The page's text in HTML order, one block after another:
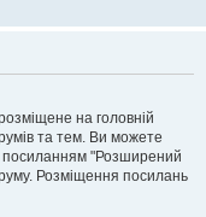
на головній
та тем. Ви можете
"Розширений
Розміщення посилань